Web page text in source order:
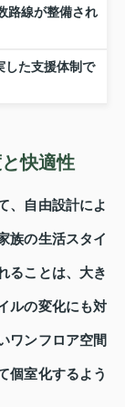
路線が整備され
した支援体制で
快適性
、自由設計によ
族の生活スタイ
ることは、大き
ルの変化にも対
ワンフロア空間
個室化するよう